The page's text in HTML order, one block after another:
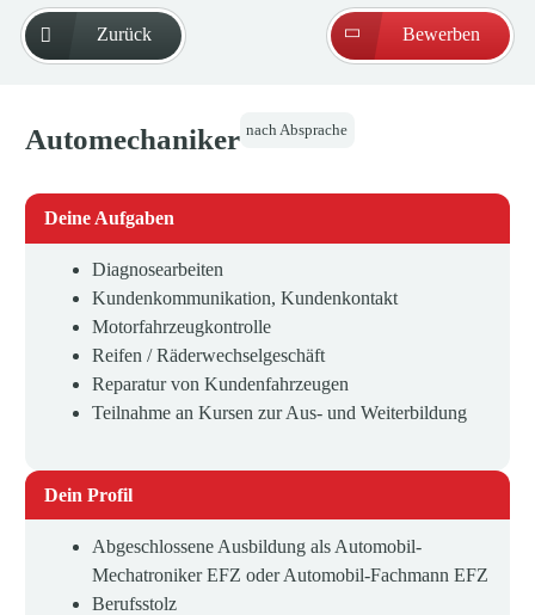
Zurück Bewerben
Automechaniker nach Absprache
Deine Aufgaben
Diagnosearbeiten
Kundenkommunikation, Kundenkontakt
Motorfahrzeugkontrolle
Reifen / Räderwechselgeschäft
Reparatur von Kundenfahrzeugen
Teilnahme an Kursen zur Aus- und Weiterbildung
Dein Profil
Abgeschlossene Ausbildung als Automobil-
Mechatroniker EFZ oder Automobil-Fachmann EFZ
Berufsstolz